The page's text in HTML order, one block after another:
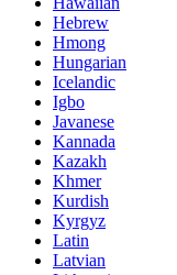
Hebrew
Hmong
Hungarian
Icelandic
Igbo
Javanese
Kannada
Kazakh
Khmer
Kurdish
Kyrgyz
Latin
Latvian